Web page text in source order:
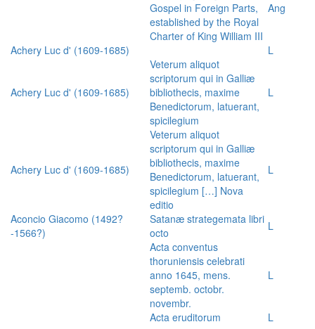
Gospel in Foreign Parts,
established by the Royal
Charter of King William III
Ang
Achery Luc d' (1609-1685) L
Achery Luc d' (1609-1685)
Veterum aliquot
scriptorum qui in Galliæ
bibliothecis, maxime
Benedictorum, latuerant,
spicilegium
L
Achery Luc d' (1609-1685)
Veterum aliquot
scriptorum qui in Galliæ
bibliothecis, maxime
Benedictorum, latuerant,
spicilegium […] Nova
editio
L
Aconcio Giacomo (1492?
-1566?)
Satanæ strategemata libri
octo
L
Acta conventus
thoruniensis celebrati
anno 1645, mens.
septemb. octobr.
novembr.
L
Acta eruditorum
L